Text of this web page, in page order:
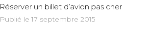
Réserver un billet d’avion pas cher
Publié le 17 septembre 2015